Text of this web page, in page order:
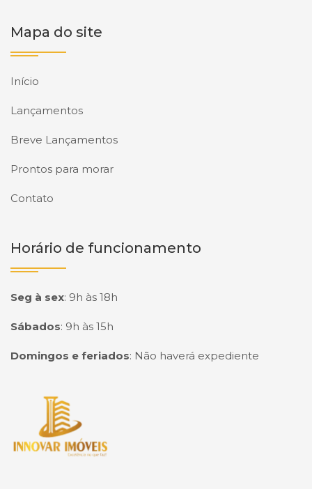
Mapa do site
Início
Lançamentos
Breve Lançamentos
Prontos para morar
Contato
Horário de funcionamento
Seg à sex: 9h às 18h
Sábados: 9h às 15h
Domingos e feriados: Não haverá expediente
Página inicial